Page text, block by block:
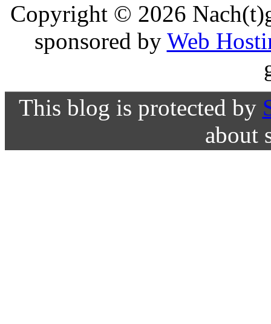
Copyright © 2026
sponsored by Web
This blog is protected by
about